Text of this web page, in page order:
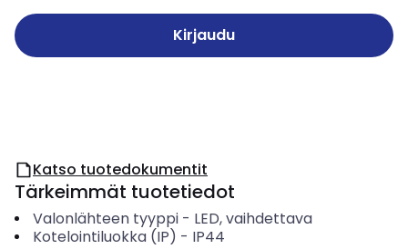
Kirjaudu
Katso tuotedokumentit
Tärkeimmät tuotetiedot
Valonlähteen tyyppi- LED, vaihdettava
Kotelointiluokka (IP) - IP44